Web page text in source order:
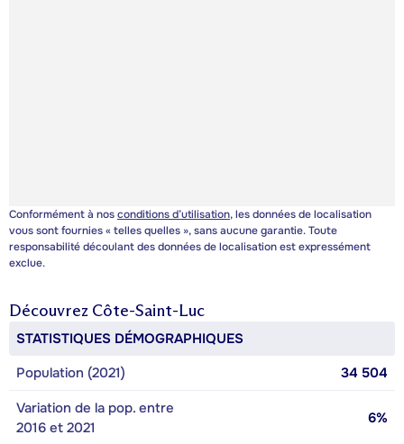
Conformément à nosconditions d’utilisation, les données de localisation
vous sont fournies « telles quelles », sans aucune garantie. Toute
responsabilité découlant des données de localisation est expressément
exclue.
Découvrez Côte-Saint-Luc
STATISTIQUES DÉMOGRAPHIQUES
Population (2021)
34 504
Variation de la pop. entre
2016 et 2021
6%